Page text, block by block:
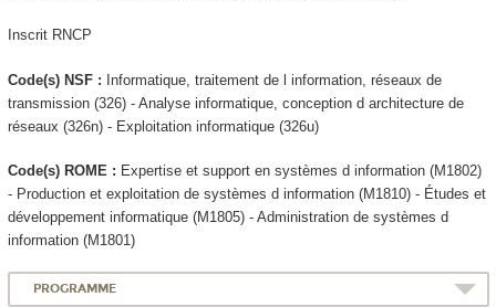
Inscrit RNCP
Code(s) NSF : Informatique, traitement de l information, réseaux de
transmission (326) - Analyse informatique, conception d architecture de
réseaux (326n) - Exploitation informatique (326u)
Code(s) ROME : Expertise et support en systèmes d information (M1802)
- Production et exploitation de systèmes d information (M1810) - Études et
développement informatique (M1805) - Administration de systèmes d
information (M1801)
PROGRAMME